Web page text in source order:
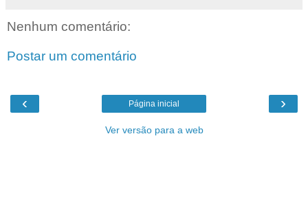
Nenhum comentário:
Postar um comentário
‹ ›
Página inicial
Ver versão para a web